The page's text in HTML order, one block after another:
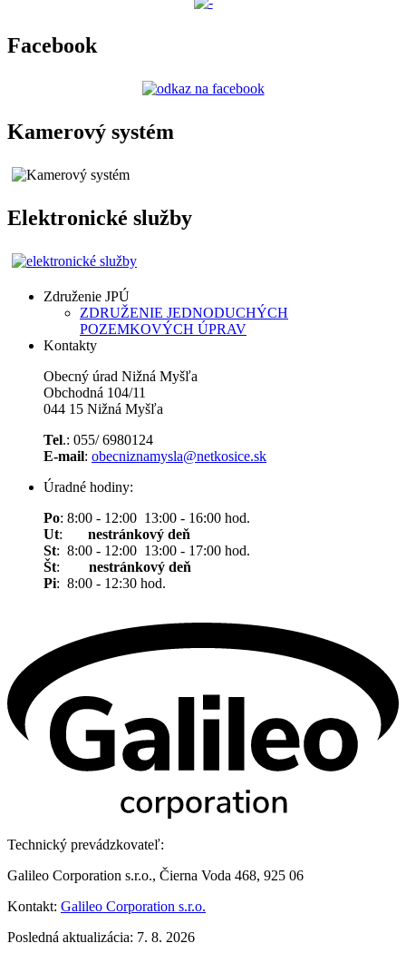
Facebook
Kamerový systém
Elektronické služby
Združenie JPÚ
ZDRUŽENIE JEDNODUCHÝCH
POZEMKOVÝCH ÚPRAV
Kontakty
Obecný úrad Nižná Myšľa
Obchodná 104/11
044 15 Nižná Myšľa
Tel.: 055/ 6980124
E-mail: obecniznamysla@netkosice.sk
Úradné hodiny:
Po: 8:00 - 12:00 13:00 - 16:00 hod.
Ut:
nestránkový deň
St: 8:00 - 12:00 13:00 - 17:00 hod.
Št: nestránkový deň
Pi: 8:00 - 12:30 hod.
Technický prevádzkovateľ:
Galileo Corporation s.r.o., Čierna Voda 468, 925 06
Kontakt: Galileo Corporation s.r.o.
Posledná aktualizácia: 7. 8. 2026